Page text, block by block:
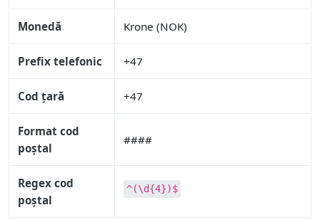
Monedă Krone (NOK)
Prefix telefonic +47
Cod țară +47
Format cod
poștal
####
Regex cod
poștal
^(\d{4})$